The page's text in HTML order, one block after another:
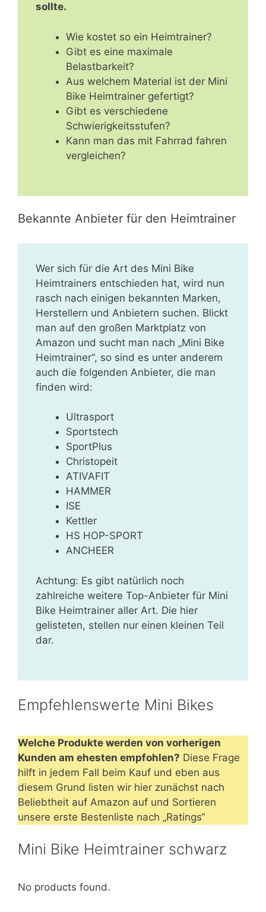
sollte.
Wie kostet so ein Heimtrainer?
Gibt es eine maximale
Belastbarkeit?
Aus welchem Material ist der Mini
Bike Heimtrainer gefertigt?
Gibt es verschiedene
Schwierigkeitsstufen?
Kann man das mit Fahrrad fahren
vergleichen?
Bekannte Anbieter für den Heimtrainer
Wer sich für die Art des Mini Bike
Heimtrainers entschieden hat, wird nun
rasch nach einigen bekannten Marken,
Herstellern und Anbietern suchen. Blickt
man auf den großen Marktplatz von
Amazon und sucht man nach „Mini Bike
Heimtrainer“, so sind es unter anderem
auch die folgenden Anbieter, die man
finden wird:
Ultrasport
Sportstech
SportPlus
Christopeit
ATIVAFIT
HAMMER
ISE
Kettler
HS HOP-SPORT
ANCHEER
Achtung: Es gibt natürlich noch
zahlreiche weitere Top-Anbieter für Mini
Bike Heimtrainer aller Art. Die hier
gelisteten, stellen nur einen kleinen Teil
dar.
Empfehlenswerte Mini Bikes
Welche Produkte werden von vorherigen
Kunden am ehesten empfohlen? Diese Frage
hilft in jedem Fall beim Kauf und eben aus
diesem Grund listen wir hier zunächst nach
Beliebtheit auf Amazon auf und Sortieren
unsere erste Bestenliste nach „Ratings“
Mini Bike Heimtrainer schwarz
No products found.